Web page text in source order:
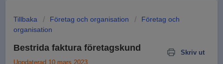
Tillbaka Företag och organisation
Företag och
organisation
Bestrida faktura företagskund
Skriv ut
Uppdaterad 10 mars 2023